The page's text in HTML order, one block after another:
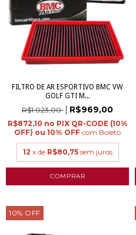
FILTRO DE AR ESPORTIVO BMC VW
GOLF GTI M...
R$1.023,00 R$969,00
R$872,10
com Boleto
12 x de R$80,75 sem juros
10% OFF